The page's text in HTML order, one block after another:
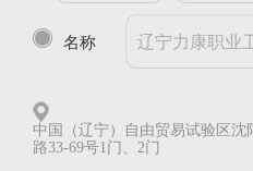
名称
中国（辽宁）自由贸易试验区沈
路33-69号1门、2门